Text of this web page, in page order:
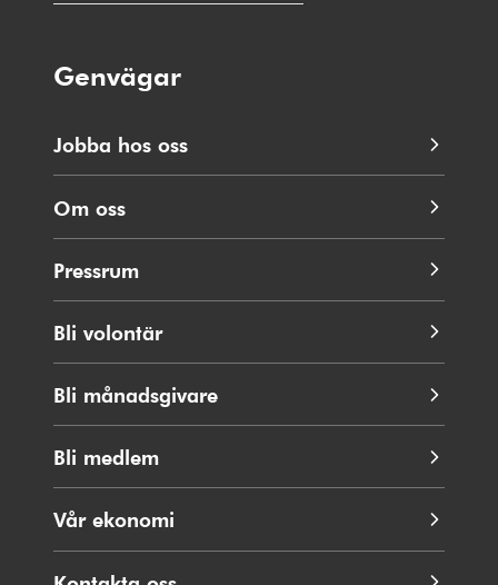
Genvägar
Jobba hos oss
Om oss
Pressrum
Bli volontär
Bli månadsgivare
Bli medlem
Vår ekonomi